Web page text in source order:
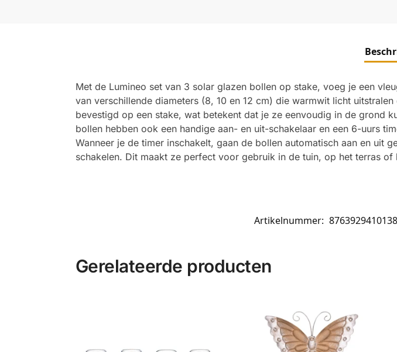
Met de Lumineo set van 3 solar glazen bollen op stake, voeg je een
van verschillende diameters (8, 10 en 12 cm) die warmwit licht
bevestigd op een stake, wat betekent dat je ze eenvoudig in de grond
bollen hebben ook een handige aan- en uit-schakelaar en een 6-uurs
Wanneer je de timer inschakelt, gaan de bollen automatisch aan en uit
schakelen. Dit maakt ze perfect voor gebruik in de tuin, op het terras of
Artikelnummer:
Gerelateerde producten